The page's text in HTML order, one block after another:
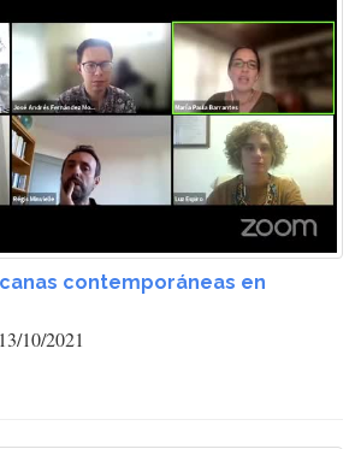
contemporáneas en
10/2021